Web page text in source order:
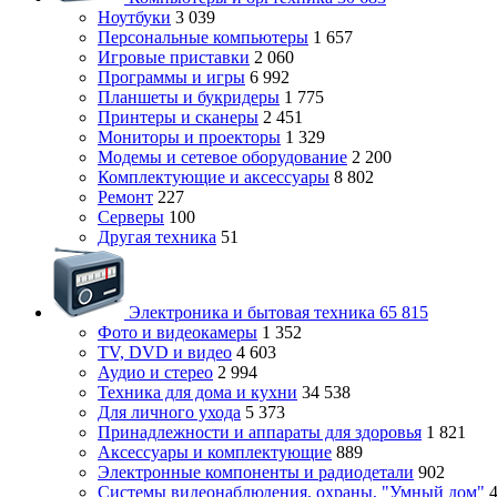
Ноутбуки 3 039
Персональные компьютеры 1 657
Игровые приставки 2 060
Программы и игры 6 992
Планшеты и букридеры 1 775
Принтеры и сканеры 2 451
Мониторы и проекторы 1 329
Модемы и сетевое оборудование 2 200
Комплектующие и аксессуары 8 802
Ремонт 227
Серверы 100
Другая техника 51
Электроника и бытовая техника 65 815
Фото и видеокамеры 1 352
TV, DVD и видео 4 603
Аудио и стерео 2 994
Техника для дома и кухни 34 538
Для личного ухода 5 373
Принадлежности и аппараты для здоровья 1 821
Аксессуары и комплектующие 889
Электронные компоненты и радиодетали 902
Системы видеонаблюдения, охраны, "Умный дом"